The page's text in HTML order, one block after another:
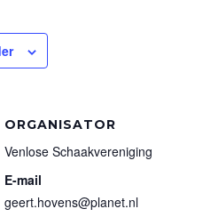
ORGANISATOR
Venlose Schaakvereniging
E-mail
geert.hovens@planet.nl